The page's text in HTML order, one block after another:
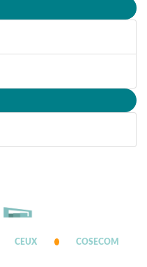
CEUX COSECOM